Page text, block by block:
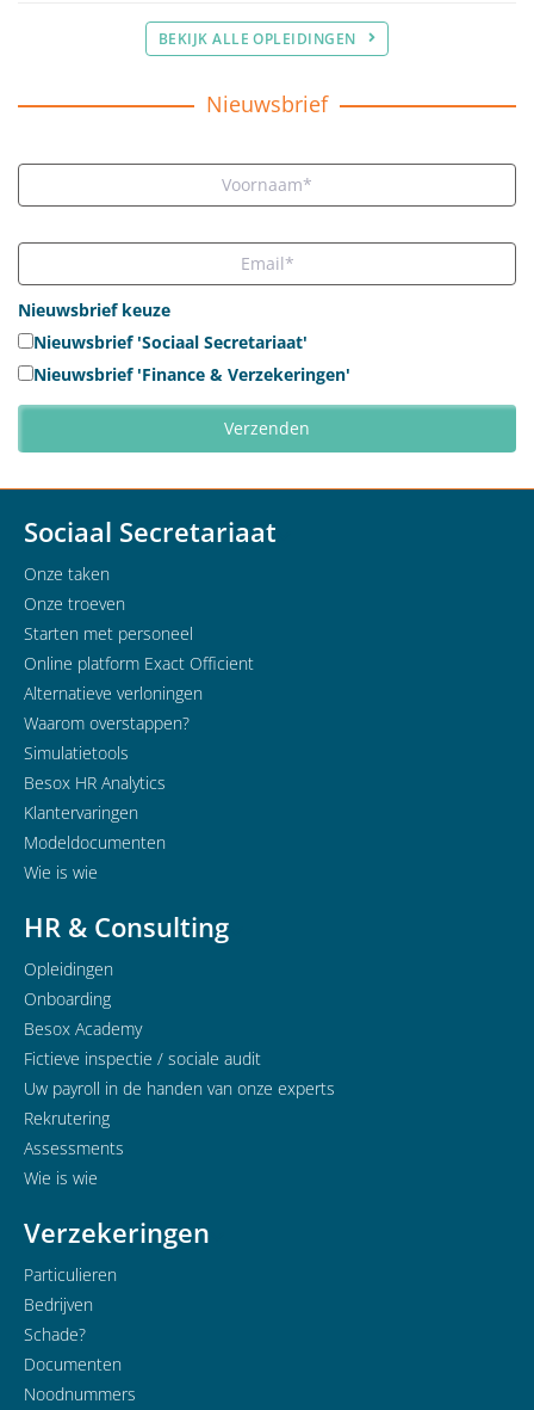
BEKIJK ALLE OPLEIDINGEN
Nieuwsbrief
Nieuwsbrief keuze
Nieuwsbrief 'Sociaal Secretariaat'
Nieuwsbrief 'Finance & Verzekeringen'
Sociaal Secretariaat
Onze taken
Onze troeven
Starten met personeel
Online platform Exact Officient
Alternatieve verloningen
Waarom overstappen?
Simulatietools
Besox HR Analytics
Klantervaringen
Modeldocumenten
Wie is wie
HR & Consulting
Opleidingen
Onboarding
Besox Academy
Fictieve inspectie / sociale audit
Uw payroll in de handen van onze experts
Rekrutering
Assessments
Wie is wie
Verzekeringen
Particulieren
Bedrijven
Schade?
Documenten
Noodnummers